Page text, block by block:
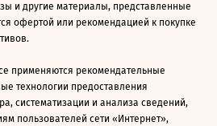
и другие материалы, представленные
офертой или рекомендацией к покупке
применяются рекомендательные
технологии предоставления
систематизации и анализа сведений,
пользователей сети «Интернет»,